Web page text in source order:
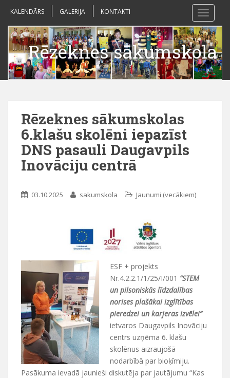
KALENDĀRS GALERIJA KONTAKTI
Rēzeknes sākumskola
Rēzeknes sākumskolas
6.klašu skolēni iepazīst
DNS pasauli Daugavpils
Inovāciju centrā
03.10.2025 sakumskola Jaunumi (vecākiem)
ESF + projekts
Nr.4.2.2.1/1/25/I/001 “STEM
un pilsoniskās līdzdalības
norises plašākai izglītības
pieredzei un karjeras izvēlei”
ietvaros Daugavpils Inovāciju
centrs uzņēma 6. klašu
skolēnus aizraujošā
nodarbībā par bioķīmiju.
Pasākuma ievadā jaunieši diskutēja par jautājumu “Kas